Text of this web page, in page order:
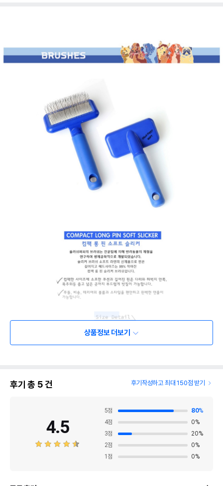
상품정보 더보기
후기 총 5건 후기작성하고 최대 150점 받기
4.5
5점 80%
4점 0%
3점 20%
2점 0%
1 점 0%